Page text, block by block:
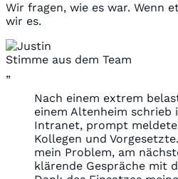
Wir fragen, wie es war. Wenn
wir es.
Stimme aus dem Team
„
Nach einem extrem
einem Altenheim schrieb
Intranet, prompt
Kollegen und
mein Problem, am
klärende Gespräche mit